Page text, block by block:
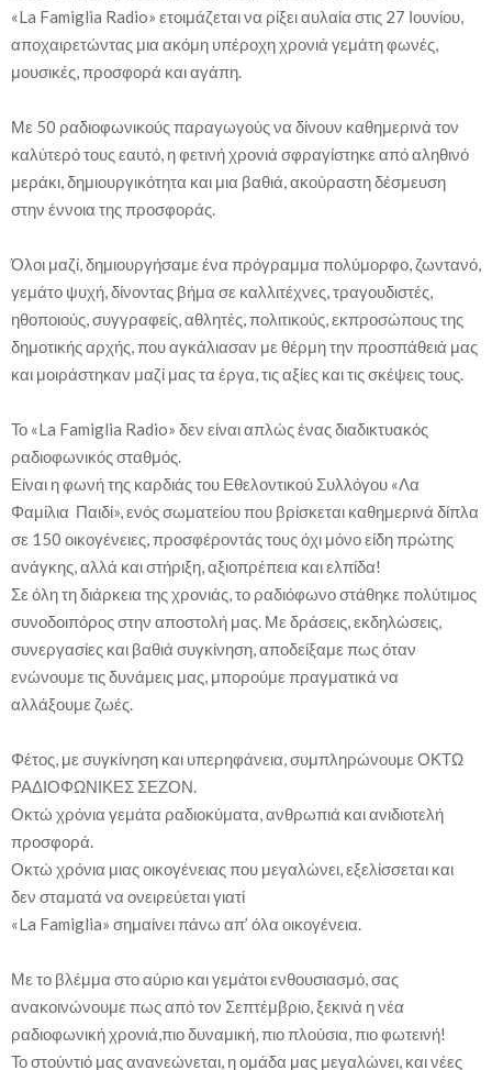
«La Famiglia Radio» ετοιμάζεται να ρίξει αυλαία στις 27 Ιουνίου,
αποχαιρετώντας μια ακόμη υπέροχη χρονιά γεμάτη φωνές,
μουσικές, προσφορά και αγάπη.
Με 50 ραδιοφωνικούς παραγωγούς να δίνουν καθημερινά τον
καλύτερό τους εαυτό, η φετινή χρονιά σφραγίστηκε από αληθινό
μεράκι, δημιουργικότητα και μια βαθιά, ακούραστη δέσμευση
στην έννοια της προσφοράς.
Όλοι μαζί, δημιουργήσαμε ένα πρόγραμμα πολύμορφο, ζωντανό,
γεμάτο ψυχή, δίνοντας βήμα σε καλλιτέχνες, τραγουδιστές,
ηθοποιούς, συγγραφείς, αθλητές, πολιτικούς, εκπροσώπους της
δημοτικής αρχής, που αγκάλιασαν με θέρμη την προσπάθειά μας
και μοιράστηκαν μαζί μας τα έργα, τις αξίες και τις σκέψεις τους.
Το «La Famiglia Radio» δεν είναι απλώς ένας διαδικτυακός
ραδιοφωνικός σταθμός.
Είναι η φωνή της καρδιάς του Εθελοντικού Συλλόγου «Λα
Φαμίλια Παιδί», ενός σωματείου που βρίσκεται καθημερινά δίπλα
σε 150 οικογένειες, προσφέροντάς τους όχι μόνο είδη πρώτης
ανάγκης, αλλά και στήριξη, αξιοπρέπεια και ελπίδα!
Σε όλη τη διάρκεια της χρονιάς, το ραδιόφωνο στάθηκε πολύτιμος
συνοδοιπόρος στην αποστολή μας. Με δράσεις, εκδηλώσεις,
συνεργασίες και βαθιά συγκίνηση, αποδείξαμε πως όταν
ενώνουμε τις δυνάμεις μας, μπορούμε πραγματικά να
αλλάξουμε ζωές.
Φέτος, με συγκίνηση και υπερηφάνεια, συμπληρώνουμε ΟΚΤΩ
ΡΑΔΙΟΦΩΝΙΚΕΣ ΣΕΖΟΝ.
Οκτώ χρόνια γεμάτα ραδιοκύματα, ανθρωπιά και ανιδιοτελή
προσφορά.
Οκτώ χρόνια μιας οικογένειας που μεγαλώνει, εξελίσσεται και
δεν σταματά να ονειρεύεται γιατί
«La Famiglia» σημαίνει πάνω απ’ όλα οικογένεια.
Με το βλέμμα στο αύριο και γεμάτοι ενθουσιασμό, σας
ανακοινώνουμε πως από τον Σεπτέμβριο, ξεκινά η νέα
ραδιοφωνική χρονιά,πιο δυναμική, πιο πλούσια, πιο φωτεινή!
Το στούντιό μας ανανεώνεται, η ομάδα μας μεγαλώνει, και νέες